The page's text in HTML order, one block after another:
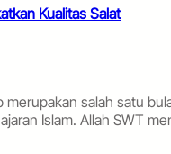
Kualitas Salat
merupakan salah satu
Islam. Allah SWT